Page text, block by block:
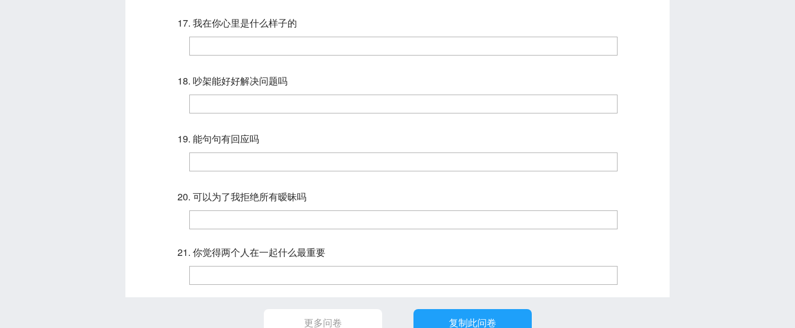
17. 我在你心里是什么样子的
18. 吵架能好好解决问题吗
19. 能句句有回应吗
20. 可以为了我拒绝所有暧昧吗
21. 你觉得两个人在一起什么最重要
更多问卷 复制此问卷